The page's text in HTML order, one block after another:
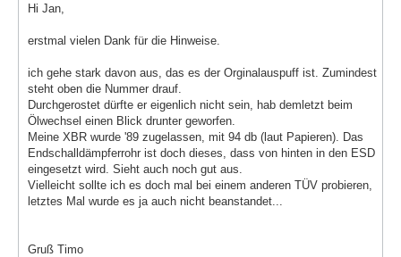
Hi Jan,
erstmal vielen Dank für die Hinweise.
ich gehe stark davon aus, das es der Orginalauspuff ist. Zumindest
steht oben die Nummer drauf.
Durchgerostet dürfte er eigenlich nicht sein, hab demletzt beim
Ölwechsel einen Blick drunter geworfen.
Meine XBR wurde '89 zugelassen, mit 94 db (laut Papieren). Das
Endschalldämpferrohr ist doch dieses, dass von hinten in den ESD
eingesetzt wird. Sieht auch noch gut aus.
Vielleicht sollte ich es doch mal bei einem anderen TÜV probieren,
letztes Mal wurde es ja auch nicht beanstandet...
Gruß Timo